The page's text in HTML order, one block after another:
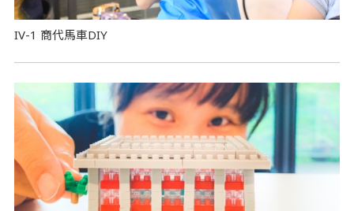
IV-1 商代馬車DIY